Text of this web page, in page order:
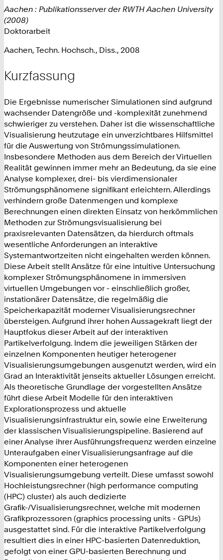
Aachen : Publikationsserver der RWTH Aachen University
(2008)
Doktorarbeit
Aachen, Techn. Hochsch., Diss., 2008
Kurzfassung
Die Ergebnisse numerischer Simulationen sind aufgrund
wachsender Datengröße und -komplexität zunehmend
schwieriger zu verstehen. Daher ist die wissenschaftliche
Visualisierung heutzutage ein unverzichtbares Hilfsmittel
für die Auswertung von Strömungssimulationen.
Insbesondere Methoden aus dem Bereich der Virtuellen
Realität gewinnen immer mehr an Bedeutung, da sie eine
Analyse komplexer, drei- bis vierdimensionaler
Strömungsphänomene signifikant erleichtern. Allerdings
verhindern große Datenmengen und komplexe
Berechnungen einen direkten Einsatz von herkömmlichen
Methoden zur Strömungsvisualisierung bei
praxisrelevanten Datensätzen, da hierdurch oftmals
wesentliche Anforderungen an interaktive
Systemantwortzeiten nicht eingehalten werden können.
Diese Arbeit stellt Ansätze für eine intuitive Untersuchung
komplexer Strömungsphänomene in immersiven
virtuellen Umgebungen vor - einschließlich großer,
instationärer Datensätze, die regelmäßig die
Speicherkapazität moderner Visualisierungsrechner
übersteigen. Aufgrund ihrer hohen Aussagekraft liegt der
Hauptfokus dieser Arbeit auf der interaktiven
Partikelverfolgung. Indem die jeweiligen Stärken der
einzelnen Komponenten heutiger heterogener
Visualisierungsumgebungen ausgenutzt werden, wird ein
Grad an Interaktivität jenseits aktueller Lösungen erreicht.
Als theoretische Grundlage der vorgestellten Ansätze
führt diese Arbeit Modelle für den interaktiven
Explorationsprozess und aktuelle
Visualisierungsinfrastruktur ein, sowie eine Erweiterung
der klassischen Visualisierungspipeline. Basierend auf
einer Analyse ihrer Ausführungsfrequenz werden einzelne
Unteraufgaben einer Visualisierungsanfrage auf die
Komponenten einer heterogenen
Visualisierungsumgebung verteilt. Diese umfasst sowohl
Hochleistungsrechner (high performance computing
(HPC) cluster) als auch dedizierte
Grafik-/Visualisierungsrechner, welche mit modernen
Grafikprozessoren (graphics processing units - GPUs)
ausgestattet sind. Für die interaktive Partikelverfolgung
resultiert dies in einer HPC-basierten Datenreduktion,
gefolgt von einer GPU-basierten Berechnung und